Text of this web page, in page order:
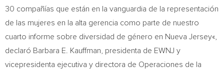
30 compañías que están en la vanguardia de la representación
de las mujeres en la alta gerencia como parte de nuestro
cuarto informe sobre diversidad de género en Nueva Jersey«,
declaró Barbara E. Kauffman , presidenta de EWNJ y
vicepresidenta ejecutiva y directora de Operaciones de la